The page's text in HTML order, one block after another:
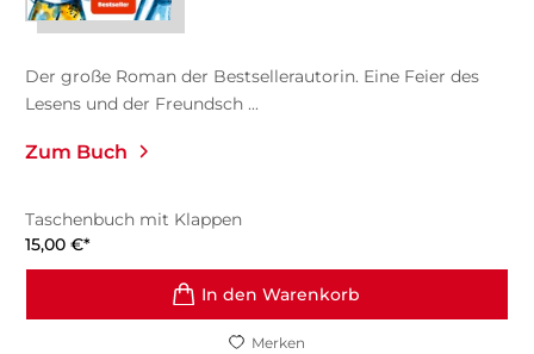
Der große Roman der Bestsellerautorin. Eine Feier des
Lesens und der Freundsch ...
Zum Buch
Taschenbuch mit Klappen
15,00 €*
In den Warenkorb
Merken